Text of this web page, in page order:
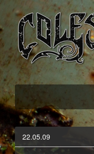
Coleslaw
Official Webpage
22.05.09